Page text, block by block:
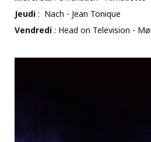
Jeudi : Nach - Jean Tonique
Vendredi : Head on Television -